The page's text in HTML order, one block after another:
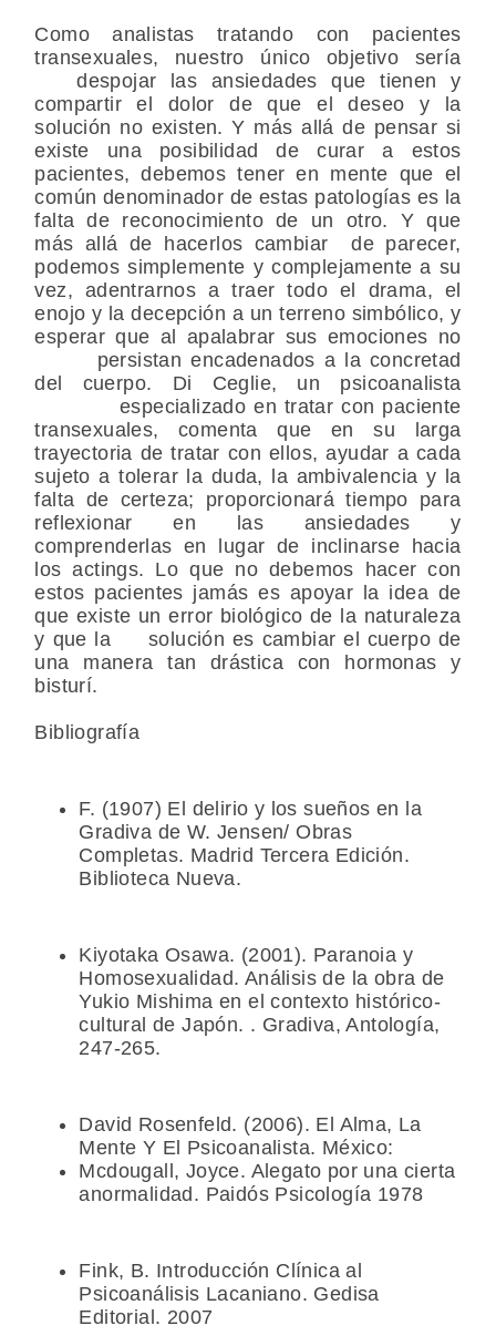
Como analistas tratando con pacientes
transexuales, nuestro único objetivo sería
despojar las ansiedades que tienen y
compartir el dolor de que el deseo y la
solución no existen. Y más allá de pensar si
existe una posibilidad de curar a estos
pacientes, debemos tener en mente que el
común denominador de estas patologías es la
falta de reconocimiento de un otro. Y que
más allá de hacerlos cambiar de parecer,
podemos simplemente y complejamente a su
vez, adentrarnos a traer todo el drama, el
enojo y la decepción a un terreno simbólico, y
esperar que al apalabrar sus emociones no
persistan encadenados a la concretad
del cuerpo. Di Ceglie, un psicoanalista
especializado en tratar con paciente
transexuales, comenta que en su larga
trayectoria de tratar con ellos, ayudar a cada
sujeto a tolerar la duda, la ambivalencia y la
falta de certeza; proporcionará tiempo para
reflexionar en las ansiedades y
comprenderlas en lugar de inclinarse hacia
los actings. Lo que no debemos hacer con
estos pacientes jamás es apoyar la idea de
que existe un error biológico de la naturaleza
y que la solución es cambiar el cuerpo de
una manera tan drástica con hormonas y
bisturí.
Bibliografía
F. (1907) El delirio y los sueños en la
Gradiva de W. Jensen/ Obras
Completas. Madrid Tercera Edición.
Biblioteca Nueva.
Kiyotaka Osawa. (2001). Paranoia y
Homosexualidad. Análisis de la obra de
Yukio Mishima en el contexto histórico-
cultural de Japón. . Gradiva, Antología,
247-265.
David Rosenfeld. (2006). El Alma, La
Mente Y El Psicoanalista. México:
Mcdougall, Joyce. Alegato por una cierta
anormalidad. Paidós Psicología 1978
Fink, B. Introducción Clínica al
Psicoanálisis Lacaniano. Gedisa
Editorial. 2007